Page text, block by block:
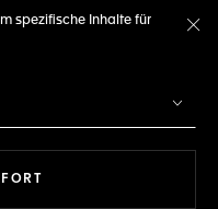
spezifische Inhalte für
MIT DER NAVIGATION